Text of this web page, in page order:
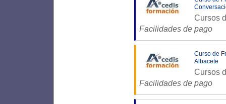
Cursos
Facilidades de pago
Curso de
Albacete
Cursos
Facilidades de pago